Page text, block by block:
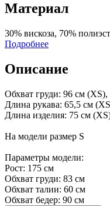
Материал
30% вискоза, 70%
Подробнее
Описание
Обхват груди: 96 см
Длина рукава: 65,5 см
Длина изделия: 75 см
На модели размер S
Параметры модели:
Рост: 175 см
Обхват груди: 83 см
Обхват талии: 60 см
Обхват бедер: 90 см